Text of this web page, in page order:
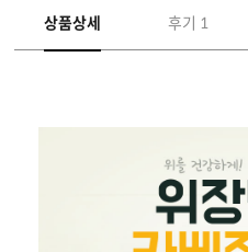
상품상세 후기 1